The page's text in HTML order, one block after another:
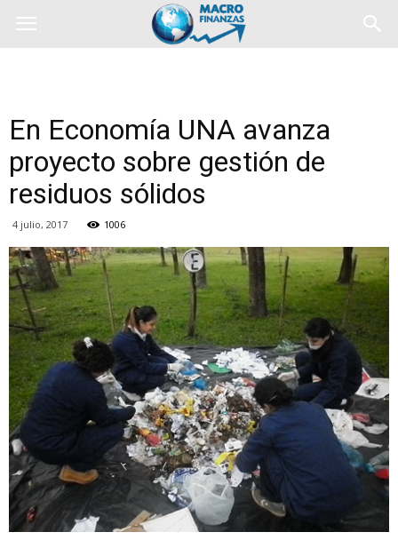
En Economía UNA avanza
proyecto sobre gestión de
residuos sólidos
4 julio, 2017 1006